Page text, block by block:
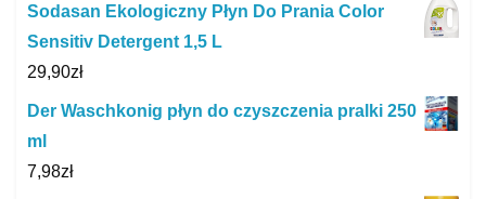
Sodasan Ekologiczny Płyn Do Prania Color
Sensitiv Detergent 1,5 L
29,90zł
Der Waschkonig płyn do czyszczenia pralki 250
ml
7,98zł